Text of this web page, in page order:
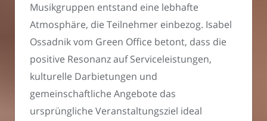
Musikgruppen entstand eine lebhafte
Atmosphäre, die Teilnehmer einbezog. Isabel
Ossadnik vom Green Office betont, dass die
positive Resonanz auf Serviceleistungen,
kulturelle Darbietungen und
gemeinschaftliche Angebote das
ursprüngliche Veranstaltungsziel ideal